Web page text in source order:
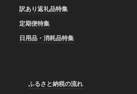
訳あり返礼品特集
定期便特集
日用品・消耗品特集
ふるさと納税の流れ